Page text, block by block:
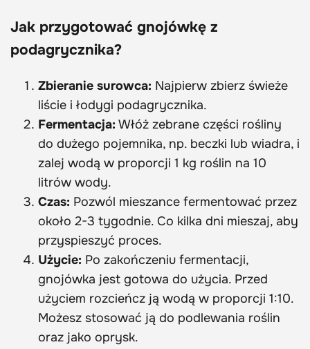
Jak przygotować gnojówkę z
podagrycznika?
Zbieranie surowca: Najpierw zbierz świeże
liście i łodygi podagrycznika.
Fermentacja: Włóż zebrane części rośliny
do dużego pojemnika, np. beczki lub wiadra, i
zalej wodą w proporcji 1 kg roślin na 10
litrów wody.
Czas: Pozwól mieszance fermentować przez
około 2-3 tygodnie. Co kilka dni mieszaj, aby
przyspieszyć proces.
Użycie: Po zakończeniu fermentacji,
gnojówka jest gotowa do użycia. Przed
użyciem rozcieńcz ją wodą w proporcji 1:10.
Możesz stosować ją do podlewania roślin
oraz jako oprysk.